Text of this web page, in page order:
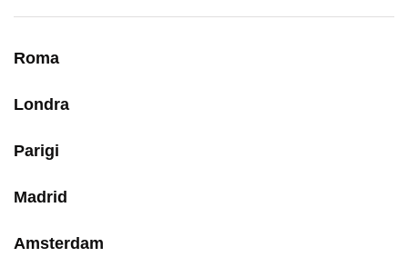
Roma
Londra
Parigi
Madrid
Amsterdam